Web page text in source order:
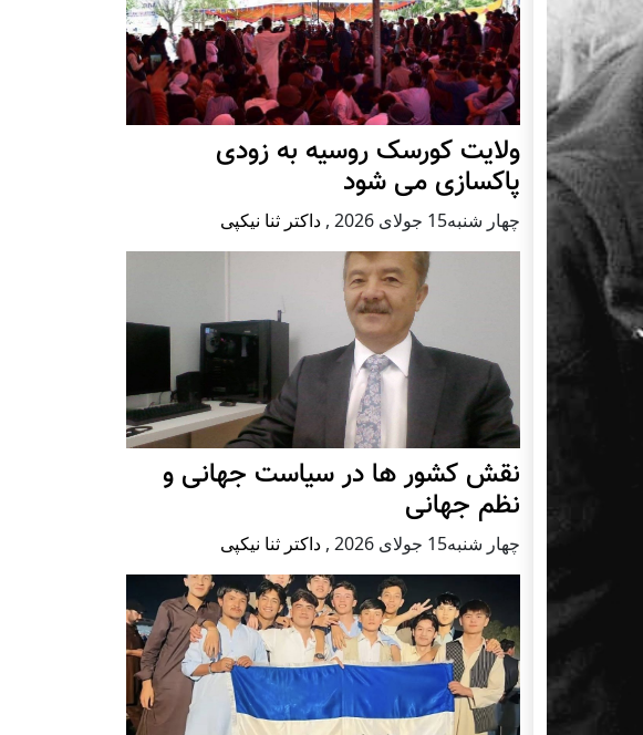
ولایت کورسک روسیه به زودی
پاکسازی می شود
چهار شنبه15 جولای 2026 , داکتر ثنا نیکپی
نقش کشور ها در سیاست جهانی و
نظم جهانی
چهار شنبه15 جولای 2026 , داکتر ثنا نیکپی